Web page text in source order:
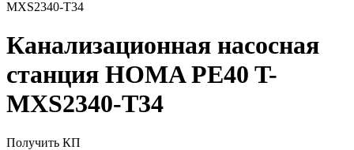
Канализационная насосная
станция HOMA PE40 T-
MXS2340-T34
Получить КП